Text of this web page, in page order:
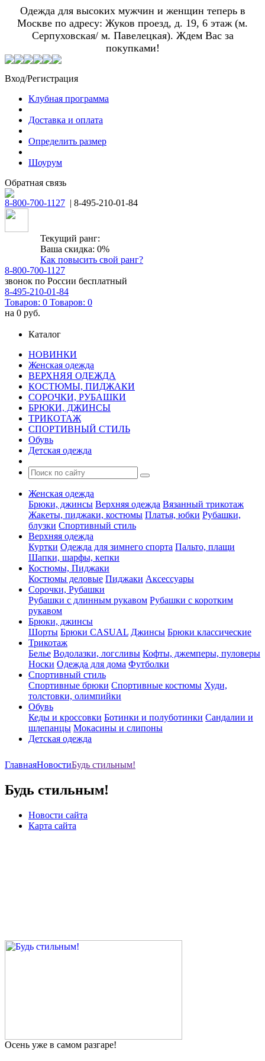
Одежда для высоких мужчин и женщин теперь в
Москве по адресу: Жуков проезд, д. 19, 6 этаж (м.
Серпуховская/ м. Павелецкая). Ждем Вас за
покупками!
Вход/Регистрация
Клубная программа
Доставка и оплата
Определить размер
Шоурум
Обратная связь
8-800-700-1127 | 8-495-210-01-84
Текущий ранг:
Ваша скидка: 0%
Как повысить свой ранг?
8-800-700-1127
звонок по России бесплатный
8-495-210-01-84
Товаров: 0 Товаров: 0
на 0 руб.
Каталог
НОВИНКИ
Женская одежда
ВЕРХНЯЯ ОДЕЖДА
КОСТЮМЫ, ПИДЖАКИ
СОРОЧКИ, РУБАШКИ
БРЮКИ, ДЖИНСЫ
ТРИКОТАЖ
СПОРТИВНЫЙ СТИЛЬ
Обувь
Детская одежда
Женская одежда
Брюки, джинсы Верхняя одежда Вязанный трикотаж
Жакеты, пиджаки, костюмы Платья, юбки Рубашки,
блузки Спортивный стиль
Верхняя одежда
Куртки Одежда для зимнего спорта Пальто, плащи
Шапки, шарфы, кепки
Костюмы, Пиджаки
Костюмы деловые Пиджаки Аксессуары
Сорочки, Рубашки
Рубашки с длинным рукавом Рубашки с коротким
рукавом
Брюки, джинсы
Шорты Брюки CASUAL Джинсы Брюки классические
Трикотаж
Белье Водолазки, логсливы Кофты, джемперы, пуловеры
Носки Одежда для дома Футболки
Спортивный стиль
Спортивные брюки Спортивные костюмы Худи,
толстовки, олимпийки
Обувь
Кеды и кроссовки Ботинки и полуботинки Сандалии и
шлепанцы Мокасины и слипоны
Детская одежда
ГлавнаяНовостиБудь стильным!
Будь стильным!
Новости сайта
Карта сайта
Осень уже в самом разгаре!